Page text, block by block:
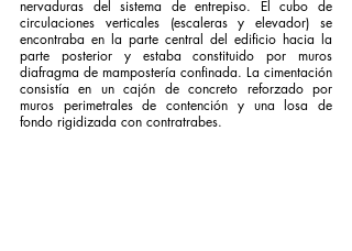
nervaduras del sistema de entrepiso. El cubo de
circulaciones verticales (escaleras y elevador) se
encontraba en la parte central del edificio hacia la
parte posterior y estaba constituido por muros
diafragma de mampostería confinada. La cimentación
consistía en un cajón de concreto reforzado por
muros perimetrales de contención y una losa de
fondo rigidizada con contratrabes.